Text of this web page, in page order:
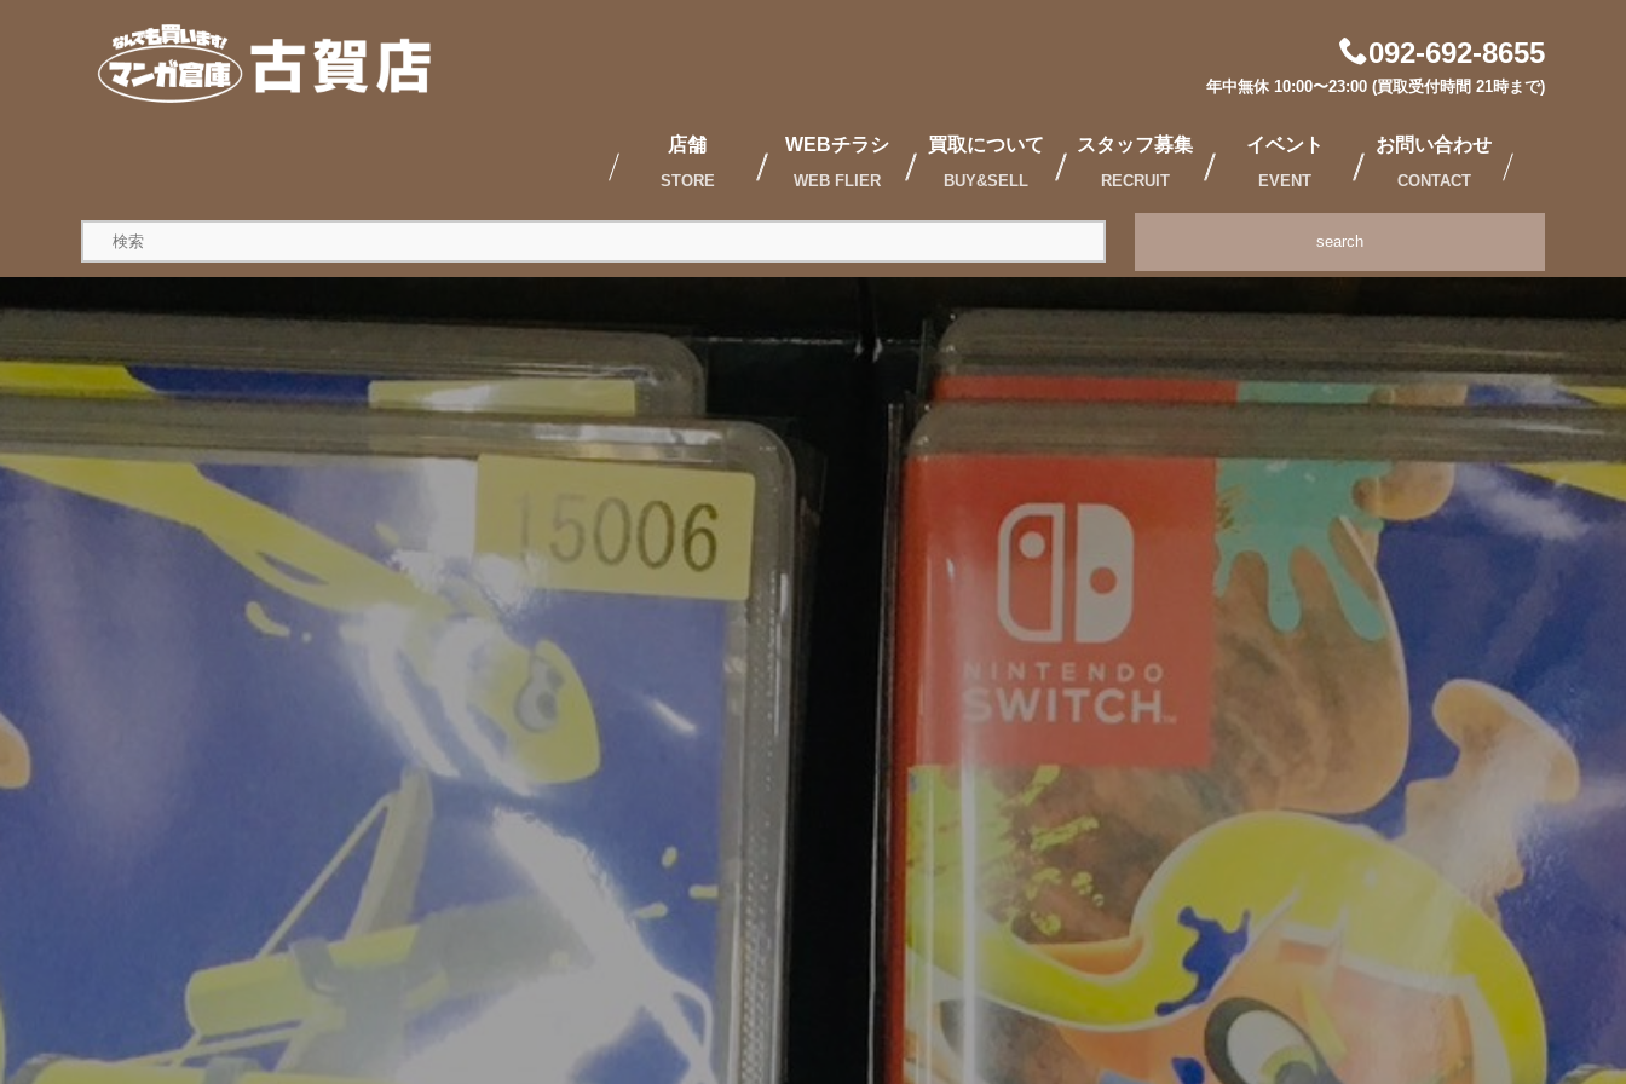
092-692-8655
年中無休 10:00〜23:00 (買取受付時間 21時まで)
店舗
STORE
WEBチラシ
WEB FLIER
買取について
BUY&SELL
スタッフ募集
RECRUIT
イベント
EVENT
お問い合わせ
CONTACT
search